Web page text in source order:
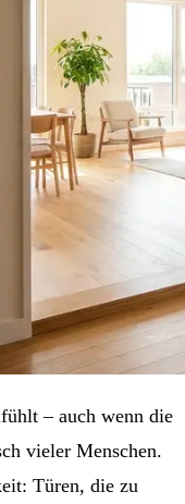
– auch wenn die
vieler Menschen.
Türen, die zu